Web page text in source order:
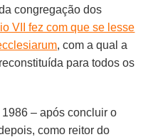
congregação dos
VII fez com que se lesse
, com a qual a
para todos os
1986 – após concluir o
como reitor do